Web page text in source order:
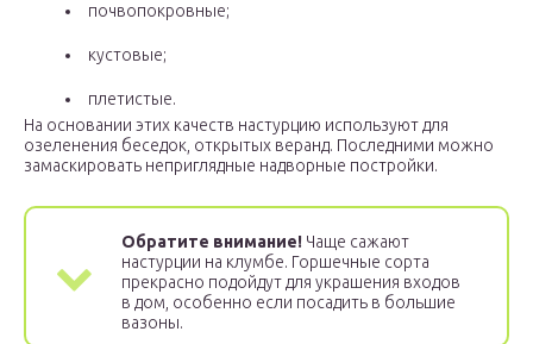
почвопокровные;
кустовые;
плетистые.
На основании этих качеств настурцию используют для
озеленения беседок, открытых веранд. Последними можно
замаскировать неприглядные надворные постройки.
Обратите внимание! Чаще сажают
настурции на клумбе. Горшечные сорта
прекрасно подойдут для украшения входов
в дом, особенно если посадить в большие
вазоны.